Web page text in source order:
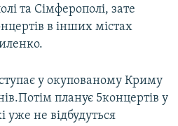
та Сімферополі, зате
в інших містах
у окупованому Криму
планує 5концертів у
уже не відбудуться